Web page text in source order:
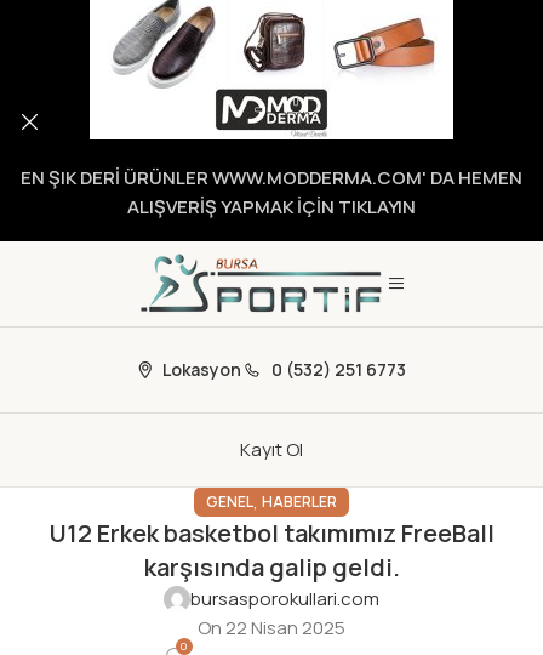
Lokasyon 0 (532) 251 6773
Kayıt Ol
GENEL, HABERLER
U12 Erkek basketbol takımımız FreeBall
karşısında galip geldi.
bursasporokullari.com
On 22 Nisan 2025
0
EN ŞIK DERİ ÜRÜNLER WWW.MODDERMA.COM' DA HEMEN
ALIŞVERİŞ YAPMAK İÇİN TIKLAYIN